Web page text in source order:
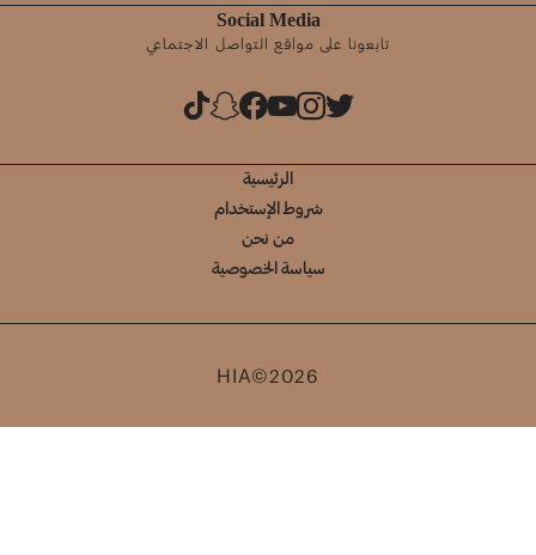
Social Media
تابعونا على مواقع التواصل الاجتماعي
الرئيسية
شروط الإستخدام
من نحن
سياسة الخصوصية
HIA©2026